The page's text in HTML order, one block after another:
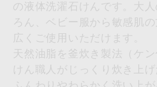
の液体洗濯石けんです。大
ろん、ベビー服から敏感肌
広くご使用いただけます。
天然油脂を釜炊き製法（ケ
けん職人がじっくり炊き上